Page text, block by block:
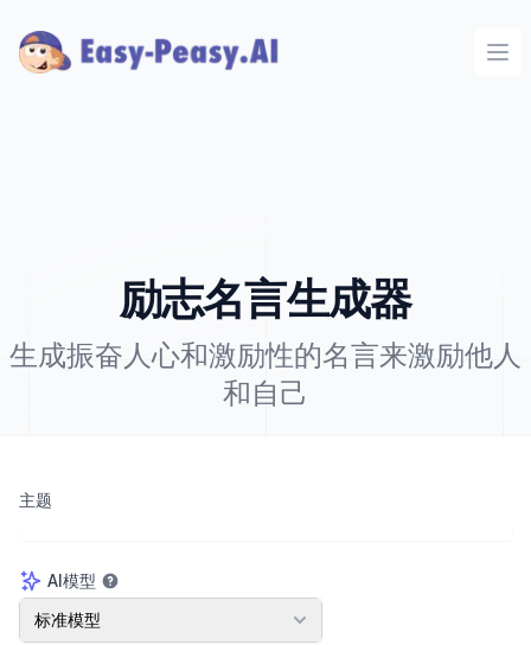
励志名言生成器
生成振奋人心和激励性的名言来激励他人
和自己
主题
AI模型
AI模型
标准模型